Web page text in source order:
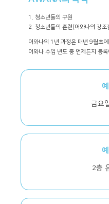
1. 청소년들의 구원
2. 청소년들의 훈련(어와나의 강조
어와나의 1년 과정은 매년 9월초
어와나 수업 년도 중 언제든지 등록
금요
2층